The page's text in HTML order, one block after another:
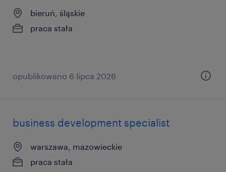
bieruń, śląskie
praca stała
opublikowano 6 lipca 2026
business development specialist
warszawa, mazowieckie
praca stała